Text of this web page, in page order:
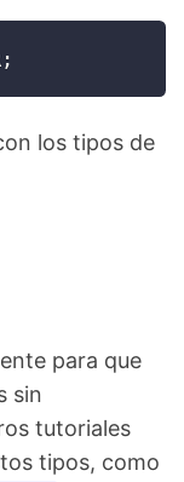
;
los tipos de
para que
sin
tutoriales
tipos, como